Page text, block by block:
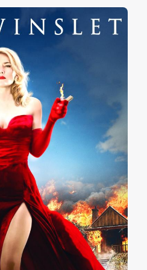
ändert sich
Familie und Ehe. Er
der Mutter für sein Kind
deren Seite er glücklich
sich das schwieriger